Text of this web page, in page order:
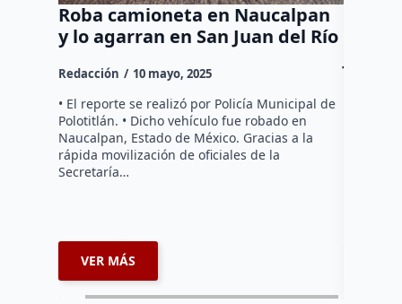
Roba camioneta en Naucalpan
y lo agarran en San Juan del Río
Redacción 10 mayo, 2025
• El reporte se realizó por Policía Municipal de
Polotitlán. • Dicho vehículo fue robado en
Naucalpan, Estado de México. Gracias a la
rápida movilización de oficiales de la
Secretaría…
VER MÁS